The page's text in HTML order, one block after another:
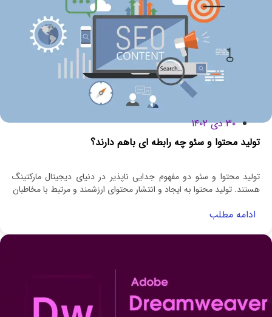
۳۰ دی ۱۴۰۲
تولید محتوا و سئو چه رابطه ای باهم دارند؟
تولید محتوا و سئو دو مفهوم جدایی‌ ناپذیر در دنیای دیجیتال مارکتینگ
هستند. تولید محتوا به ایجاد و انتشار محتوای ارزشمند و مرتبط با مخاطبان
ادامه مطلب